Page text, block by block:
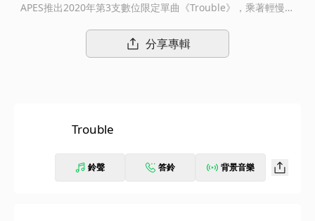
APES推出2020年第3支數位限定單曲《Trouble》，乘著輕慢旋
發Trouble的Lo-Fi Hip Hop作品。
分享專輯
Trouble
鈴聲 答鈴 背景音樂